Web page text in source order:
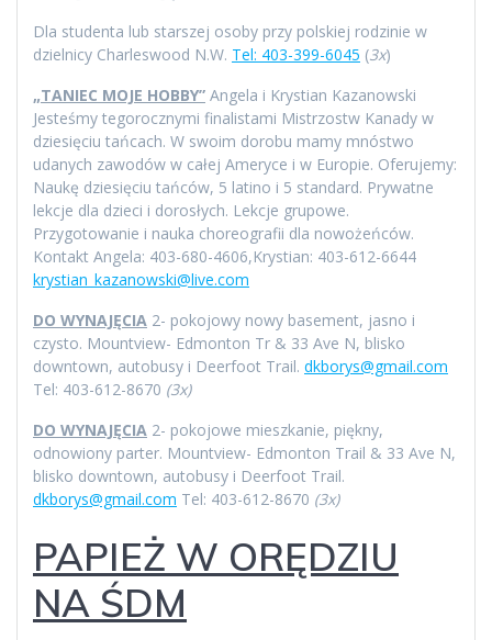
Dla studenta lub starszej osoby przy polskiej rodzinie w
dzielnicy Charleswood N.W. Tel: 403-399-6045 (3x)
„TANIEC MOJE HOBBY” Angela i Krystian Kazanowski
Jesteśmy tegorocznymi finalistami Mistrzostw Kanady w
dziesięciu tańcach. W swoim dorobu mamy mnóstwo
udanych zawodów w całej Ameryce i w Europie. Oferujemy:
Naukę dziesięciu tańców, 5 latino i 5 standard. Prywatne
lekcje dla dzieci i dorosłych. Lekcje grupowe.
Przygotowanie i nauka choreografii dla nowożeńców.
Kontakt Angela: 403-680-4606,Krystian: 403-612-6644
krystian_kazanowski@live.com
DO WYNAJĘCIA 2- pokojowy nowy basement, jasno i
czysto. Mountview- Edmonton Tr & 33 Ave N, blisko
downtown, autobusy i Deerfoot Trail. dkborys@gmail.com
Tel: 403-612-8670 (3x)
DO WYNAJĘCIA 2- pokojowe mieszkanie, piękny,
odnowiony parter. Mountview- Edmonton Trail & 33 Ave N,
blisko downtown, autobusy i Deerfoot Trail.
dkborys@gmail.com Tel: 403-612-8670 (3x)
PAPIEŻ W ORĘDZIU
NA ŚDM